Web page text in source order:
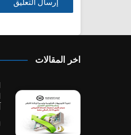
اخر المقالات